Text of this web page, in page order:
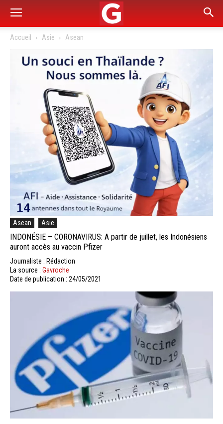
Accueil Asie Asean
Asean Asie
INDONÉSIE – CORONAVIRUS: A partir de juillet, les Indonésiens
auront accès au vaccin Pfizer
Journaliste : Rédaction
La source : Gavroche
Date de publication : 24/05/2021